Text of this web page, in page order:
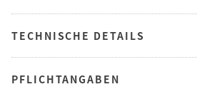
TECHNISCHE DETAILS
PFLICHTANGABEN